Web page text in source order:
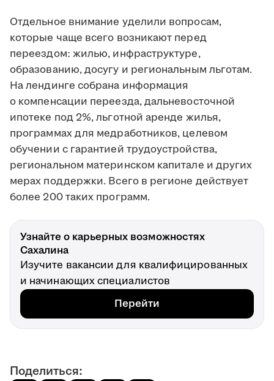
Отдельное внимание уделили вопросам,
которые чаще всего возникают перед
переездом: жилью, инфраструктуре,
образованию, досугу и региональным льготам.
На лендинге собрана информация
о компенсации переезда, дальневосточной
ипотеке под 2%, льготной аренде жилья,
программах для медработников, целевом
обучении с гарантией трудоустройства,
региональном материнском капитале и других
мерах поддержки. Всего в регионе действует
более 200 таких программ.
Узнайте о карьерных возможностях
Сахалина
Изучите вакансии для квалифицированных
и начинающих специалистов
Перейти
Поделиться: